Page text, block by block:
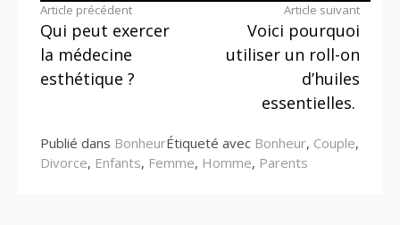
Lire
la
suite
Article précédent
Qui peut exercer
la médecine
esthétique ?
Article suivant
Voici pourquoi
utiliser un roll-on
d’huiles
essentielles.
Publié dans BonheurÉtiqueté avec Bonheur, Couple,
Divorce, Enfants, Femme, Homme, Parents